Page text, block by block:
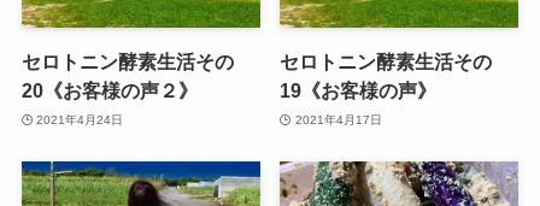
セロトニン酵素生活その
20《お客様の声２》
2021年4月24日
セロトニン酵素生活その
19《お客様の声》
2021年4月17日